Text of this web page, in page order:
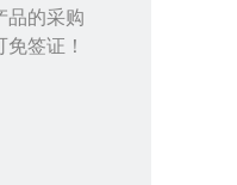
品的采购
签证！